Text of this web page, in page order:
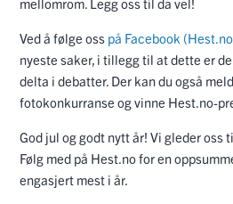
Ved å følge oss på Facebook
nyeste saker, i tillegg til at dette er
delta i debatter. Der kan du også
fotokonkurranse og vinne Hest.no-
God jul og godt nytt år! Vi gleder oss
Følg med på Hest.no for en
engasjert mest i år.